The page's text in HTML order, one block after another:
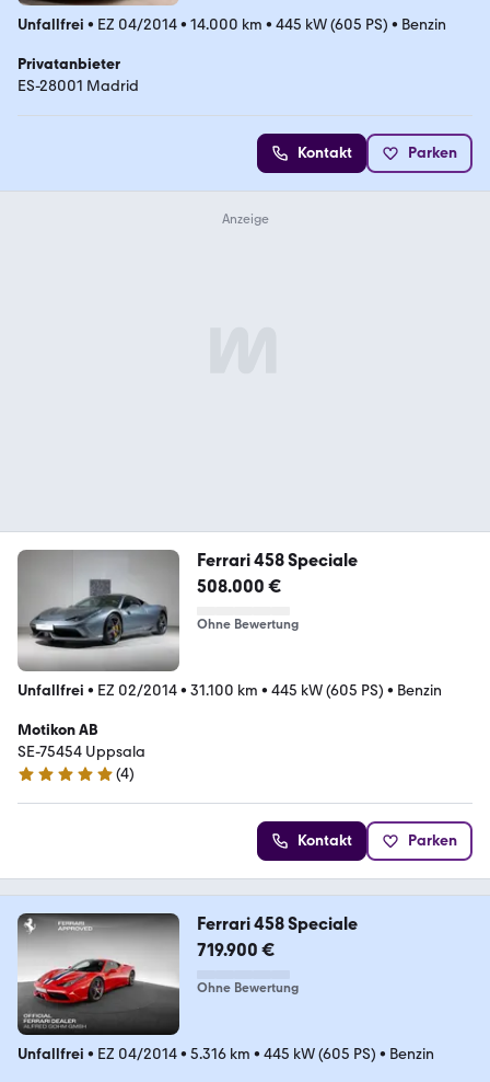
Unfallfrei • EZ 04/2014• 14.000 km • 445 kW (605 PS) • Benzin
Privatanbieter
ES-28001 Madrid
Kontakt Parken
Ferrari 458 Speciale
508.000 €
Ohne Bewertung
Unfallfrei • EZ 02/2014• 31.100 km • 445 kW (605 PS) • Benzin
Motikon AB
SE-75454 Uppsala
5 Sterne
(4)
Kontakt Parken
Ferrari 458 Speciale
719.900 €
Ohne Bewertung
Unfallfrei • EZ 04/2014• 5.316 km • 445 kW (605 PS) • Benzin